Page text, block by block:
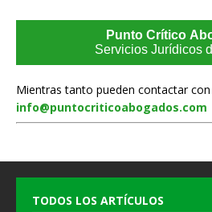
Punto Crítico
Servicios Jurídicos
Mientras tanto pueden contactar
info@puntocriticoabogados.com
TODOS LOS ARTÍCULOS